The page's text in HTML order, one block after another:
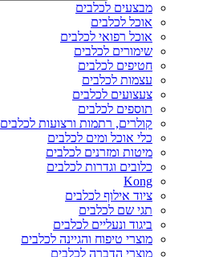
מבצעים לכלבים
אוכל לכלבים
אוכל רפואי לכלבים
שימורים לכלבים
חטיפים לכלבים
עצמות לכלבים
צעצועים לכלבים
תוספים לכלבים
קולרים, רתמות ורצועות לכלבים
כלי אוכל ומים לכלבים
מיטות ומזרנים לכלבים
כלובים וגדרות לכלבים
Kong
ציוד אילוף לכלבים
תגי שם לכלבים
ביגוד ונעליים לכלבים
מוצרי טיפוח והגיינה לכלבים
מוצרי הדברה לכלבים